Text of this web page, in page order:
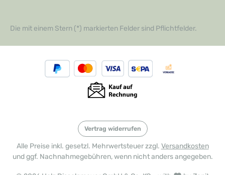
Die mit einem Stern (*) markierten Felder sind Pflichtfelder.
Vertrag widerrufen
Alle Preise inkl. gesetzl. Mehrwertsteuer zzgl. Versandkosten
und ggf. Nachnahmegebühren, wenn nicht anders angegeben.